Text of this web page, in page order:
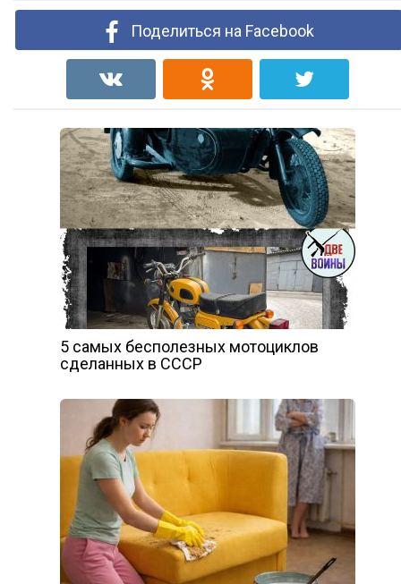
Поделиться на Facebook
5 самых бесполезных мотоциклов
сделанных в СССР